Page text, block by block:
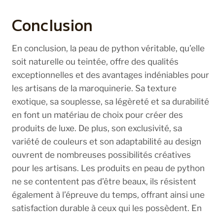
Conclusion
En conclusion, la peau de python véritable, qu’elle
soit naturelle ou teintée, offre des qualités
exceptionnelles et des avantages indéniables pour
les artisans de la maroquinerie. Sa texture
exotique, sa souplesse, sa légèreté et sa durabilité
en font un matériau de choix pour créer des
produits de luxe. De plus, son exclusivité, sa
variété de couleurs et son adaptabilité au design
ouvrent de nombreuses possibilités créatives
pour les artisans. Les produits en peau de python
ne se contentent pas d’être beaux, ils résistent
également à l’épreuve du temps, offrant ainsi une
satisfaction durable à ceux qui les possèdent. En